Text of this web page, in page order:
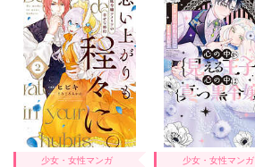
165 円 (税込)
あらすじを表示する
傷だらけ聖女より報復をこめ
165円 (税込)
少女・女性マンガ 少女・女性マンガ